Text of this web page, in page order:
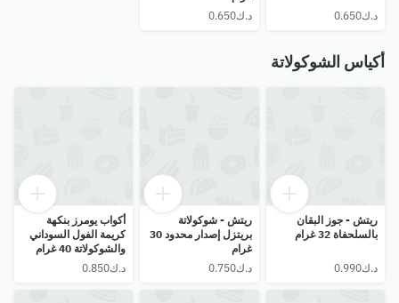
⁦د.ك0.650⁩
أكياس الشوكولاتة
ريتش - جوز البقان
بالسلحفاة 32 غرام
ريتش - شوكولاتة
بريتزل إصدار محدود 30
غرام
⁦د.ك0.750⁩
أكواب يومرز بنكهة
كريمة الفول السوداني
والشوكولاتة 40 غرام